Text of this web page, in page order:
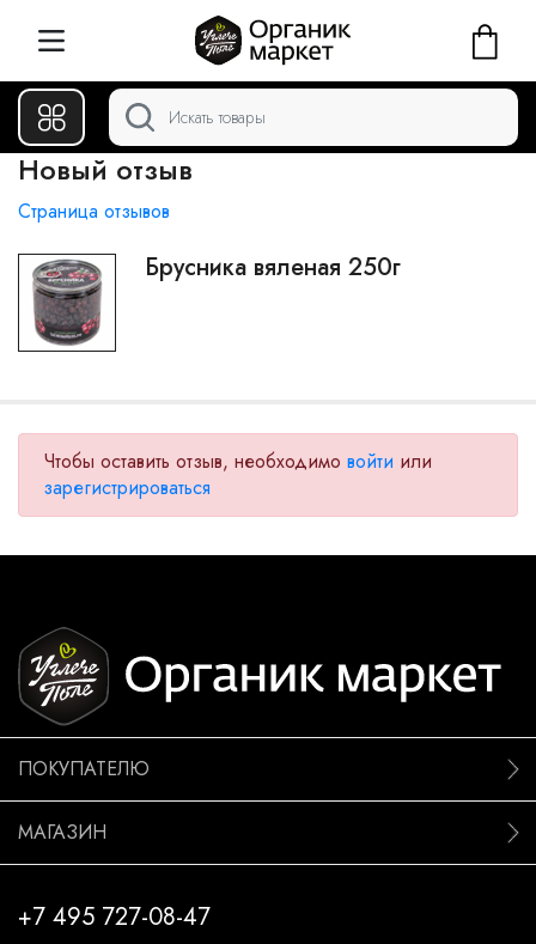
Новый отзыв
Страница отзывов
Брусника вяленая 250г
Чтобы оставить отзыв, необходимо войти или
зарегистрироваться
ПОКУПАТЕЛЮ
МАГАЗИН
+7 495 727-08-47